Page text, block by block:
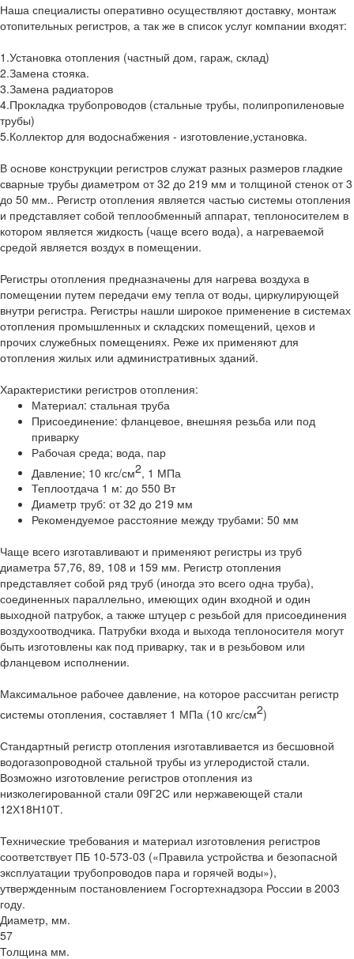
Наша специалисты оперативно осуществляют доставку, монтаж
отопительных регистров, а так же в список услуг компании входят:
1.Установка отопления (частный дом, гараж, склад)
2.Замена стояка.
3.Замена радиаторов
4.Прокладка трубопроводов (стальные трубы, полипропиленовые
трубы)
5.Коллектор для водоснабжения - изготовление,установка.
В основе конструкции регистров служат разных размеров гладкие
сварные трубы диаметром от 32 до 219 мм и толщиной стенок от 3
до 50 мм.. Регистр отопления является частью системы отопления
и представляет собой теплообменный аппарат, теплоносителем в
котором является жидкость (чаще всего вода), а нагреваемой
средой является воздух в помещении.
Регистры отопления предназначены для нагрева воздуха в
помещении путем передачи ему тепла от воды, циркулирующей
внутри регистра. Регистры нашли широкое применение в системах
отопления промышленных и складских помещений, цехов и
прочих служебных помещениях. Реже их применяют для
отопления жилых или административных зданий.
Характеристики регистров отопления:
Материал: стальная труба
Присоединение: фланцевое, внешняя резьба или под
приварку
Рабочая среда; вода, пар
Давление; 10 кгс/см2, 1 МПа
Теплоотдача 1 м: до 550 Вт
Диаметр труб: от 32 до 219 мм
Рекомендуемое расстояние между трубами: 50 мм
Чаще всего изготавливают и применяют регистры из труб
диаметра 57,76, 89, 108 и 159 мм. Регистр отопления
представляет собой ряд труб (иногда это всего одна труба),
соединенных параллельно, имеющих один входной и один
выходной патрубок, а также штуцер с резьбой для присоединения
воздухоотводчика. Патрубки входа и выхода теплоносителя могут
быть изготовлены как под приварку, так и в резьбовом или
фланцевом исполнении.
Максимальное рабочее давление, на которое рассчитан регистр
системы отопления, составляет 1 МПа (10 кгс/см2)
Стандартный регистр отопления изготавливается из бесшовной
водогазопроводной стальной трубы из углеродистой стали.
Возможно изготовление регистров отопления из
низколегированной стали 09Г2С или нержавеющей стали
12Х18Н10Т.
Технические требования и материал изготовления регистров
соответствует ПБ 10-573-03 («Правила устройства и безопасной
эксплуатации трубопроводов пара и горячей воды»),
утвержденным постановлением Госгортехнадзора России в 2003
году.
Диаметр, мм.
57
Толщина мм.